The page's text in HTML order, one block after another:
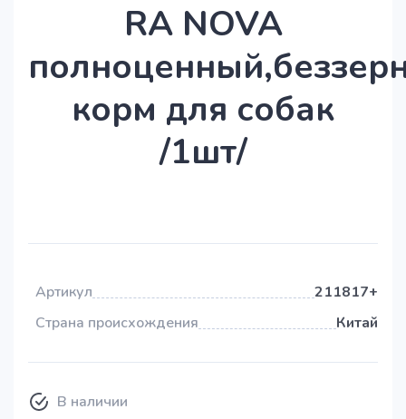
RA NOVA
корм для собак
/1шт/
Артикул
211817+
Страна происхождения
Китай
В наличии